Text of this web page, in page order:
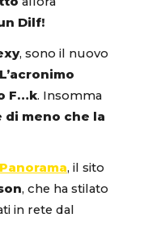
Dilf!
, sono il nuovo
L’acronimo
F…k. Insomma
meno che la
, il sito
, che ha stilato
in rete dal